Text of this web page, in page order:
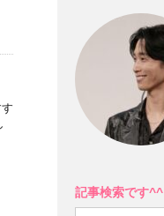
記事検索です^^